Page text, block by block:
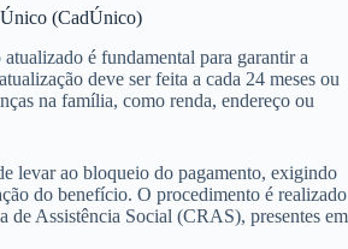
(CadÚnico)
é fundamental para garantir a
deve ser feita a cada 24 meses ou
na família, como renda, endereço ou
levar ao bloqueio do pagamento, exigindo
do benefício. O procedimento é realizado
de Assistência Social (CRAS), presentes em